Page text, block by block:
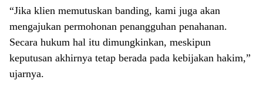
“Jika klien memutuskan banding, kami juga akan
mengajukan permohonan penangguhan penahanan.
Secara hukum hal itu dimungkinkan, meskipun
keputusan akhirnya tetap berada pada kebijakan hakim,”
ujarnya.